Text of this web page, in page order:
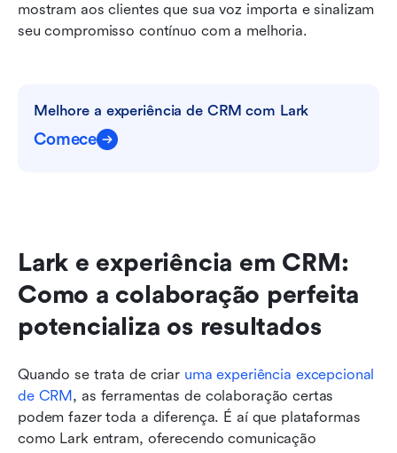
mostram aos clientes que sua voz importa e sinalizam
seu compromisso contínuo com a melhoria.
Melhore a experiência de CRM com Lark
Comece
Lark e experiência em CRM:
Como a colaboração perfeita
potencializa os resultados
Quando se trata de criar uma experiência excepcional
de CRM, as ferramentas de colaboração certas
podem fazer toda a diferença. É aí que plataformas
como Lark entram, oferecendo comunicação